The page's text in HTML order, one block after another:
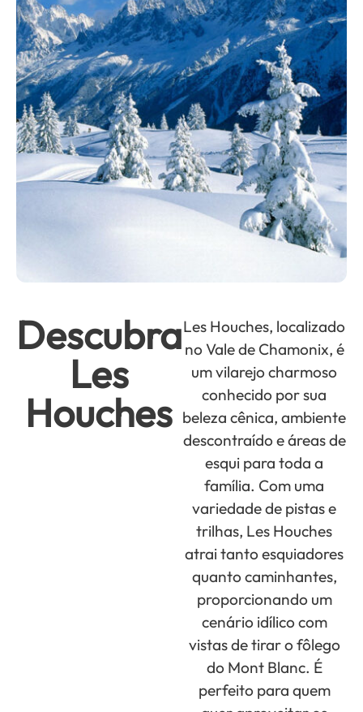
Descubra
Les
Houches
Les Houches, localizado
no Vale de Chamonix, é
um vilarejo charmoso
conhecido por sua
beleza cênica, ambiente
descontraído e áreas de
esqui para toda a
família. Com uma
variedade de pistas e
trilhas, Les Houches
atrai tanto esquiadores
quanto caminhantes,
proporcionando um
cenário idílico com
vistas de tirar o fôlego
do Mont Blanc. É
perfeito para quem